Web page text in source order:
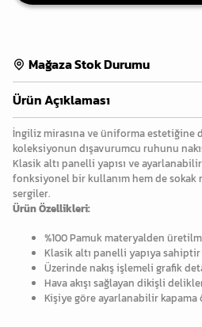
Mağaza Stok Durumu
Ürün Açıklaması
İngiliz mirasına ve üniforma estetiğine
koleksiyonun dışavurumcu ruhunu
Klasik altı panelli yapısı ve
fonksiyonel bir kullanım hem de sokak
sergiler.
Ürün Özellikleri:
%100 Pamuk materyalden
Klasik altı panelli yapıya sahiptir
Üzerinde nakış işlemeli grafik
Hava akışı sağlayan dikişli
Kişiye göre ayarlanabilir